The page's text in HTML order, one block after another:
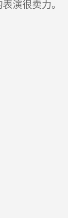
演很卖力。